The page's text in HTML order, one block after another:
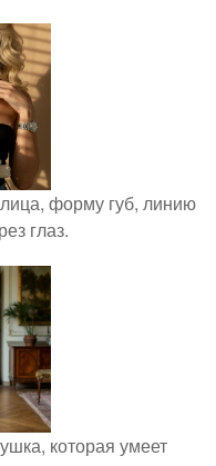
форму губ, линию
глаз.
которая умеет